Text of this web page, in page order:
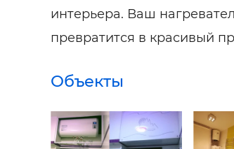
интерьера. Ваш
превратится в красивый
Объекты